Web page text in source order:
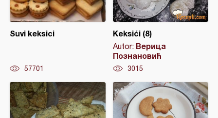
Suvi keksici
57701
Keksići (8)
Autor: Верица
Познановић
3015